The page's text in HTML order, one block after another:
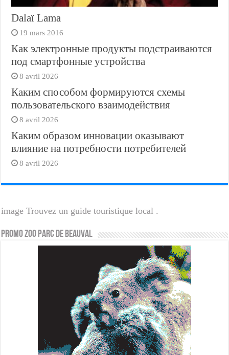
Dalaï Lama
19 mars 2016
Как электронные продукты подстраиваются
под смартфонные устройства
8 avril 2026
Каким способом формируются схемы
пользовательского взаимодействия
8 avril 2026
Каким образом инновации оказывают
влияние на потребности потребителей
8 avril 2026
image Trouvez un guide touristique local .
PROMO ZOO PARC DE BEAUVAL